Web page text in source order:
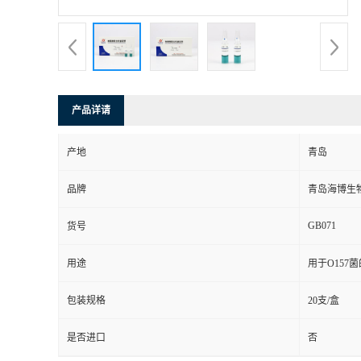
产品详请
产地 青岛
品牌 青岛海博生
货号 GB071
用途 用于O157
包装规格 20支/盒
是否进口 否